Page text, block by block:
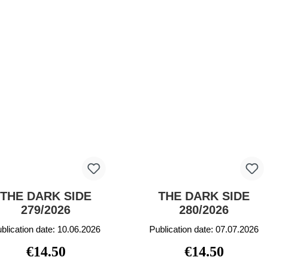
THE DARK SIDE
279/2026
date: 10.06.2026
Regular price:
€14.50
THE DARK SIDE
280/2026
Publication date: 07.07.2026
Regular price:
€14.50